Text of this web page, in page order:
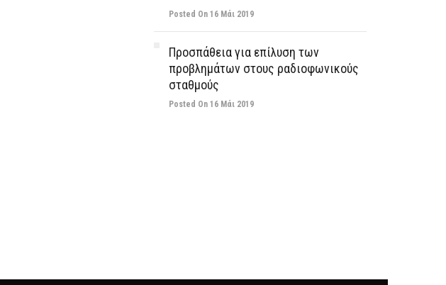
Posted On 16 Μάι 2019
Προσπάθεια για επίλυση των
προβλημάτων στους ραδιοφωνικούς
σταθμούς
Posted On 16 Μάι 2019